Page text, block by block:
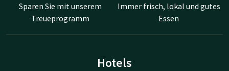
Sparen Sie mit unserem
Treueprogramm
Immer frisch, lokal und gutes
Essen
Hotels